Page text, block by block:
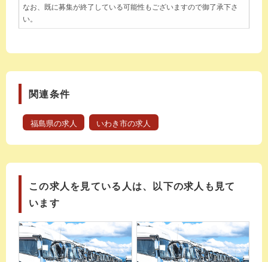
なお、既に募集が終了している可能性もございますので御了承下さ
い。
関連条件
福島県の求人 いわき市の求人
この求人を見ている人は、以下の求人も見て
います